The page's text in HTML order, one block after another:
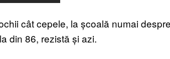
cât cepele, la școală numai
din 86, rezistă și azi.